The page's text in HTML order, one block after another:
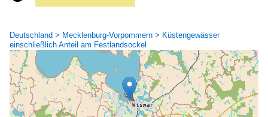
Deutschland > Mecklenburg-Vorpommern > Küstengewässer
einschließlich Anteil am Festlandsockel